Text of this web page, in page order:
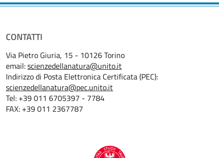
CONTATTI
Via Pietro Giuria, 15 - 10126 Torino
email:scienzedellanatura@unito.it
Indirizzo di Posta Elettronica Certificata (PEC):
scienzedellanatura@pec.unito.it
Tel: +39 011 6705397 - 7784
FAX: +39 011 2367787